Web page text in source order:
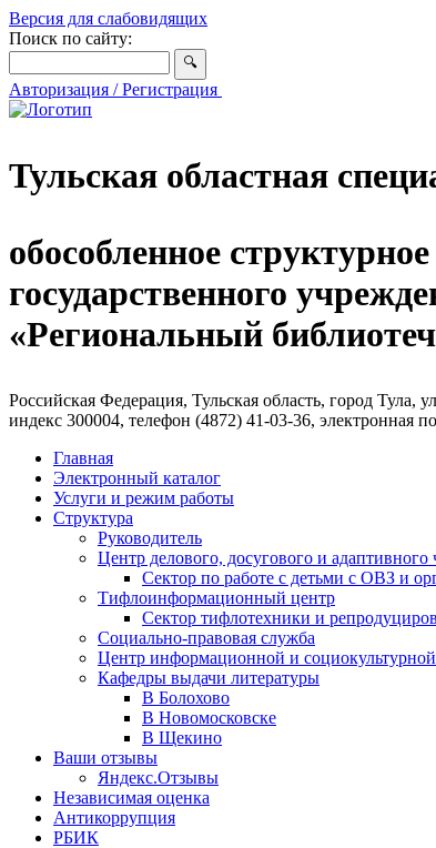
Версия для слабовидящих
Поиск по сайту:
Авторизация / Регистрация
Тульская областная
обособленное
государственного
«Региональный
Российская Федерация, Тульская область, город Тула,
индекс 300004, телефон (4872) 41-03-36, электронная
Главная
Электронный каталог
Услуги и режим работы
Структура
Руководитель
Центр делового, досугового и адаптивного
Сектор по работе с детьми с ОВЗ и
Тифлоинформационный центр
Сектор тифлотехники и
Социально-правовая служба
Центр информационной и
Кафедры выдачи литературы
В Болохово
В Новомосковске
В Щекино
Ваши отзывы
Яндекс.Отзывы
Независимая оценка
Антикоррупция
РБИК